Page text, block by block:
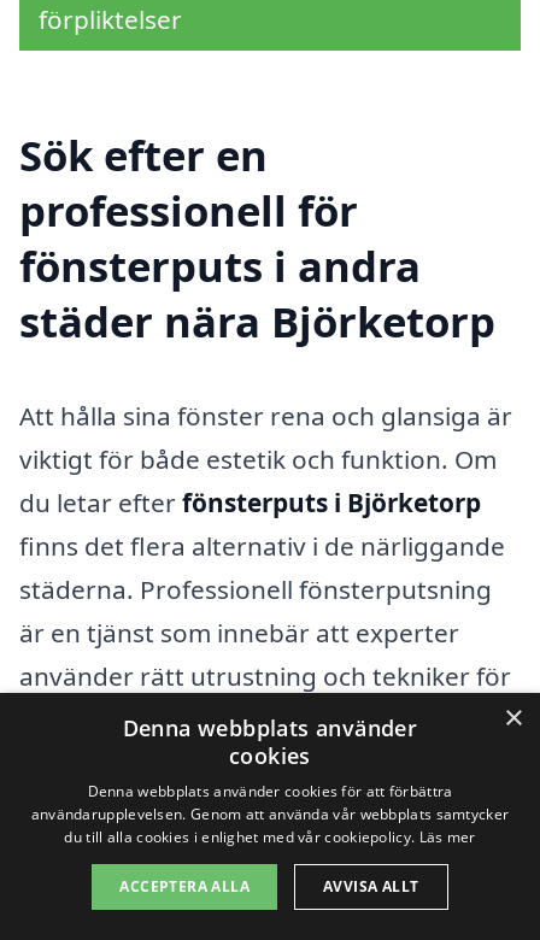
förpliktelser
Sök efter en
professionell för
fönsterputs i andra
städer nära Björketorp
Att hålla sina fönster rena och glansiga är
viktigt för både estetik och funktion. Om
du letar efterfönsterputs i Björketorp
finns det flera alternativ i de närliggande
städerna. Professionell fönsterputsning
är en tjänst som innebär att experter
använder rätt utrustning och tekniker för
att garantera ett perfekt resultat.
Tjänsten kan vara ovärderlig, särskilt om
du har svårt att nå fönster högre upp
eller om du helt enkelt vill spara tid.
×
Denna webbplats använder
cookies
Denna webbplats använder cookies för att förbättra
användarupplevelsen. Genom att använda vår webbplats samtycker
du till alla cookies i enlighet med vår cookiepolicy. Läs mer
ACCEPTERA ALLA AVVISA ALLT